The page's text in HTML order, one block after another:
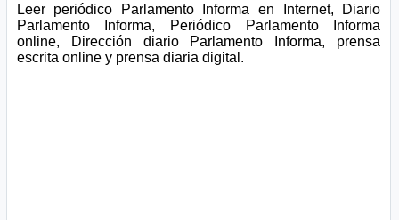
Leer periódico Parlamento Informa en Internet, Diario
Parlamento Informa, Periódico Parlamento Informa
online, Dirección diario Parlamento Informa, prensa
escrita online y prensa diaria digital.